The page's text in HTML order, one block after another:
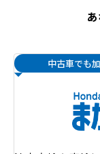
中古車でも